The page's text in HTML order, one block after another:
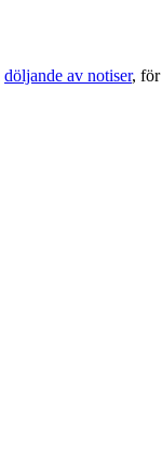
döljande av notiser, för